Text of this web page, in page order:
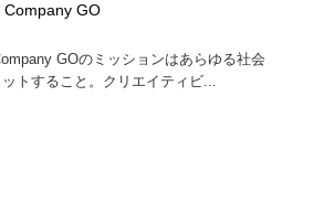
GO
GOのミッションはあらゆる社会
トすること。クリエイティビ...